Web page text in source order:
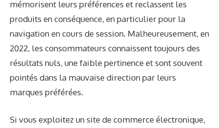
mémorisent leurs préférences et reclassent les
produits en conséquence, en particulier pour la
navigation en cours de session. Malheureusement, en
2022, les consommateurs connaissent toujours des
résultats nuls, une faible pertinence et sont souvent
pointés dans la mauvaise direction par leurs
marques préférées.
Si vous exploitez un site de commerce électronique,